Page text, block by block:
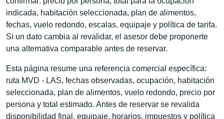
indicada, habitación seleccionada, plan de alimentos,
fechas, vuelo redondo, escalas, equipaje y política de tarifa.
Si un dato cambia al revalidar, el asesor debe proponerte
una alternativa comparable antes de reservar.
Esta página resume una referencia comercial específica:
ruta MVD - LAS, fechas observadas, ocupación, habitación
seleccionada, plan de alimentos, vuelo redondo, precio por
persona y total estimado. Antes de reservar se revalida
disponibilidad final, equipaje, horarios, impuestos y política